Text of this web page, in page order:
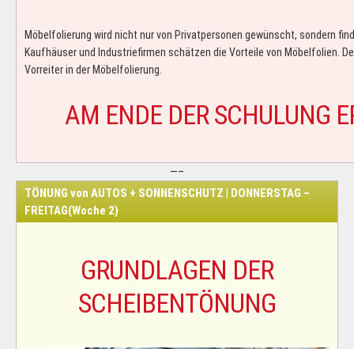
Möbelfolierung wird nicht nur von Privatpersonen gewünscht, sondern
Kaufhäuser und Industriefirmen schätzen die Vorteile von Möbelfolien.
Vorreiter in der Möbelfolierung.
AM ENDE DER SCHULUNG
—–
TÖNUNG von AUTOS + SONNENSCHUTZ | DONNERSTAG –
FREITAG(Woche 2)
GRUNDLAGEN DER
SCHEIBENTÖNUNG